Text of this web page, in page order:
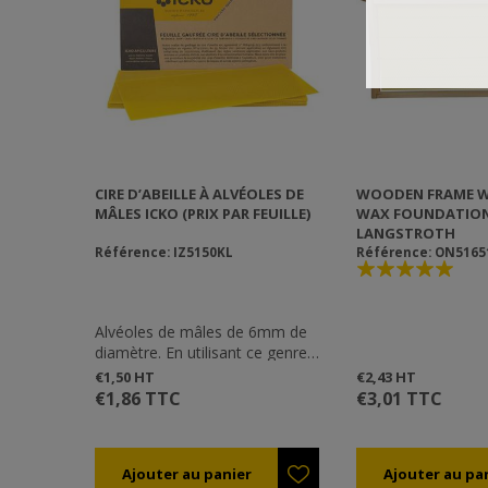
CIRE D’ABEILLE À ALVÉOLES DE
MÂLES ICKO (PRIX PAR FEUILLE)
Référence: IZ5150KL
Alvéoles de mâles de 6mm de
diamètre. En utilisant ce genre
d'alvéoles, les abeilles vont
construire des cellules de mâles.
Ceci est très efficace pour lutter
il suffit de retirer le cadre
€1,50 HT
€1,86 TTC
WOODEN FRAME
WAX
LANGSTROTH
Référence:
€2,43 HT
€3,01 TTC